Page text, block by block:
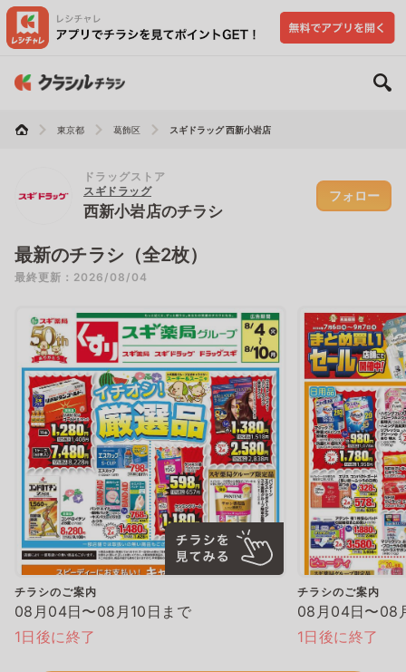
東京都 葛飾区 スギドラッグ 西新小岩店
ドラッグストア
スギドラッグ
西新小岩店のチラシ
フォロー
最新のチラシ（全2枚）
最終更新：2026/08/04
チラシのご案内
08月04日〜08月10日まで
1日後に終了
チラシのご案内
08月04日〜08
1日後に終了